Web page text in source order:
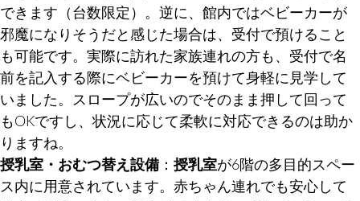
できます（台数限定）。逆に、館内ではベビーカーが
邪魔になりそうだと感じた場合は、受付で預けること
も可能です。実際に訪れた家族連れの方も、受付で名
前を記入する際にベビーカーを預けて身軽に見学して
いました。スロープが広いのでそのまま押して回って
もOKですし、状況に応じて柔軟に対応できるのは助か
りますね。
授乳室・おむつ替え設備： 授乳室が6階の多目的スペー
ス内に用意されています。赤ちゃん連れでも安心して